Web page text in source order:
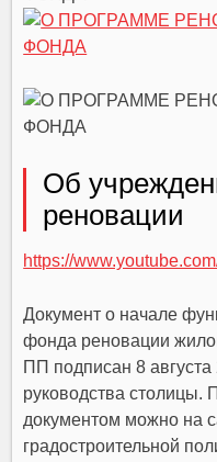
Об
реновации
https://
Документ о начале
фонда реновации
ПП подписан 8
руководства столицы.
документом можно на
градостроительной